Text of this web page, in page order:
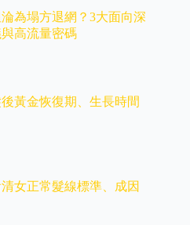
為塌方退網？3大面向深
高流量密碼
黃金恢復期、生長時間
女正常髮線標準、成因